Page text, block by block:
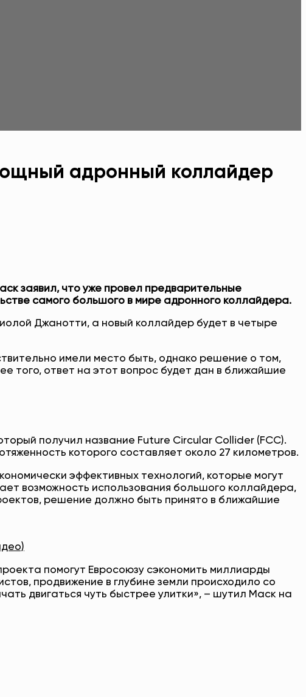
адронный коллайдер
заявил, что уже провел предварительные
самого большого в мире адронного коллайдера.
Джанотти, а новый коллайдер будет в четыре
имели место быть, однако решение о том,
того, ответ на этот вопрос будет дан в ближайшие
получил название Future Circular Collider (FCC).
которого составляет около 27 километров.
эффективных технологий, которые могут
возможность использования большого коллайдера,
решение должно быть принято в ближайшие
помогут Евросоюзу сэкономить миллиарды
продвижение в глубине земли происходило со
двигаться чуть быстрее улитки», – шутил Маск на